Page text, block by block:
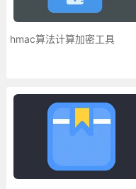
hmac算法计算加密工具